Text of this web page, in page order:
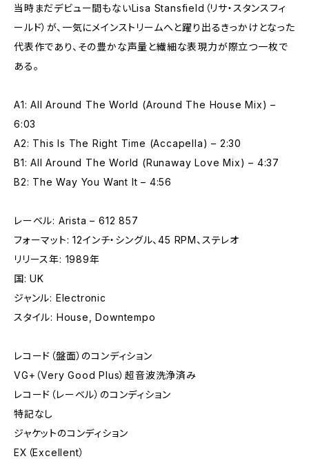
当時まだデビュー間もないLisa Stansfield（リサ・スタンスフィ
ールド）が、一気にメインストリームへと躍り出るきっかけとなった
代表作であり、その豊かな声量と繊細な表現力が際立つ一枚で
ある。
A1: All Around The World (Around The House Mix) –
6:03
A2: This Is The Right Time (Accapella) – 2:30
B1: All Around The World (Runaway Love Mix) – 4:37
B2: The Way You Want It – 4:56
レーベル: Arista – 612 857
フォーマット: 12インチ・シングル、45 RPM、ステレオ
リリース年: 1989年
国: UK
ジャンル: Electronic
スタイル: House, Downtempo
レコード（盤面）のコンディション
VG+（Very Good Plus）超音波洗浄済み
レコード（レーベル）のコンディション
特記なし
ジャケットのコンディション
EX（Excellent）